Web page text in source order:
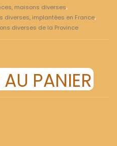
maisons diverses,
diverses, implantées en France,
diverses de la Province
PANIER